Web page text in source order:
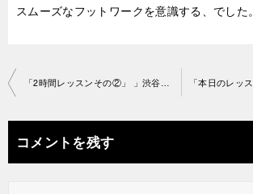
スムーズなフットワークを意識する、でした。
投
ナ
ビ
コメントを残す